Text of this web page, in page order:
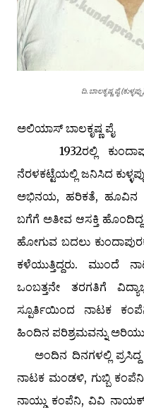
ದಿ. ಬಾಲಕೃಷ್ಣ ಪೈ (ಕುಳ್ಳಪ್ಪು)
ಅಲಿಯಾಸ್ ಬಾಲಕೃಷ್ಣ ಪೈ
1932ರಲ್ಲಿ
ನೆರಳಕಟ್ಟೆಯಲ್ಲಿ ಜನಿಸಿದ
ಅಭಿನಯ, ಹರಿಕತೆ, ಹೂವಿನ
ಬಗೆಗೆ ಅತೀವ ಆಸಕ್ತಿ
ಹೋಗುವ ಬದಲು
ಕಳೆಯುತ್ತಿದ್ದರು. ಮುಂದೆ
ಒಂಬತ್ತನೇ ತರಗತಿಗೆ
ಸ್ಪೂರ್ತಿಯಿಂದ ನಾಟಕ
ಹಿಂದಿನ ಪರಿಶ್ರಮವನ್ನು
ಅಂದಿನ ದಿನಗಳಲ್ಲಿ ಪ್ರಸಿದ್ದ
ನಾಟಕ ಮಂಡಳಿ, ಗುಬ್ಬಿ
ನಾಯ್ಡು ಕಂಪೆನಿ, ವಿವಿ ನಾಯಕ್